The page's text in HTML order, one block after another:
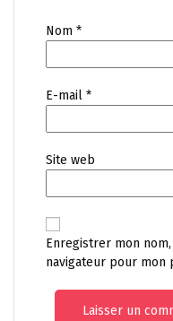
Nom *
E-mail *
Site web
Enregistrer mon
navigateur pour mon